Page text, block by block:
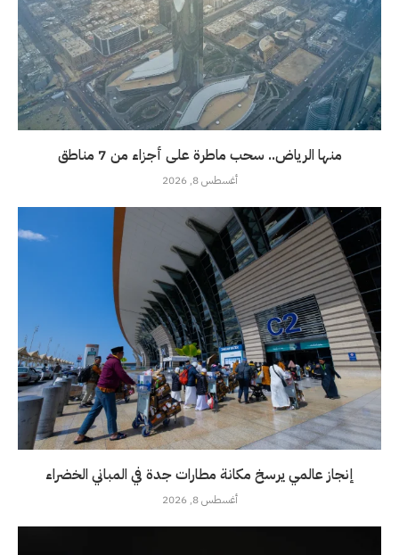
منها الرياض.. سحب ماطرة على أجزاء من 7 مناطق
أغسطس 8, 2026
إنجاز عالمي يرسخ مكانة مطارات جدة في المباني الخضراء
أغسطس 8, 2026